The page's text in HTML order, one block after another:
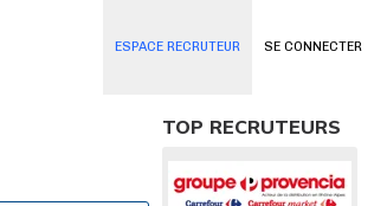
SE CONNECTER
ESPACE RECRUTEUR
TOP RECRUTEURS